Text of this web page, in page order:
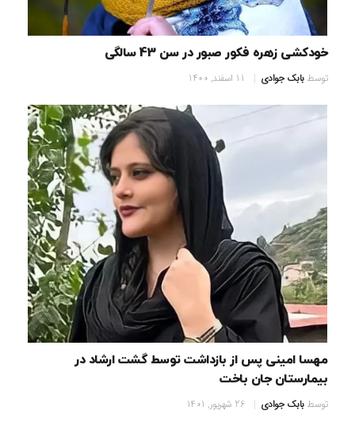
خودکشی زهره فکور صبور در سن 43 سالگی
توسطبابک جوادی 11 اسفند, 1400
مهسا امینی پس از بازداشت توسط گشت ارشاد در
بیمارستان جان باخت
توسطبابک جوادی 26 شهریور, 1401